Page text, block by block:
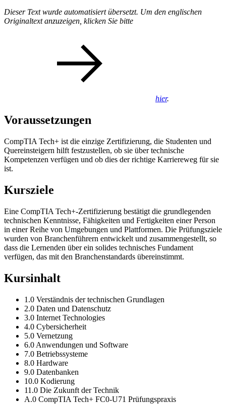
Dieser Text wurde automatisiert übersetzt. Um den englischen
Originaltext anzuzeigen, klicken Sie bitte
hier.
Voraussetzungen
CompTIA Tech+ ist die einzige Zertifizierung, die Studenten und
Quereinsteigern hilft festzustellen, ob sie über technische
Kompetenzen verfügen und ob dies der richtige Karriereweg für sie
ist.
Kursziele
Eine CompTIA Tech+-Zertifizierung bestätigt die grundlegenden
technischen Kenntnisse, Fähigkeiten und Fertigkeiten einer Person
in einer Reihe von Umgebungen und Plattformen. Die Prüfungsziele
wurden von Branchenführern entwickelt und zusammengestellt, so
dass die Lernenden über ein solides technisches Fundament
verfügen, das mit den Branchenstandards übereinstimmt.
Kursinhalt
1.0 Verständnis der technischen Grundlagen
2.0 Daten und Datenschutz
3.0 Internet Technologies
4.0 Cybersicherheit
5.0 Vernetzung
6.0 Anwendungen und Software
7.0 Betriebssysteme
8.0 Hardware
9.0 Datenbanken
10.0 Kodierung
11.0 Die Zukunft der Technik
A.0 CompTIA Tech+ FC0-U71 Prüfungspraxis